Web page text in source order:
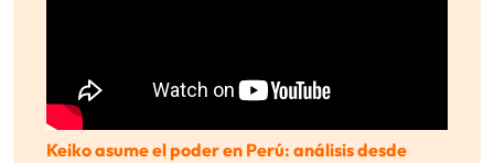
Keiko asume el poder en Perú: análisis desde